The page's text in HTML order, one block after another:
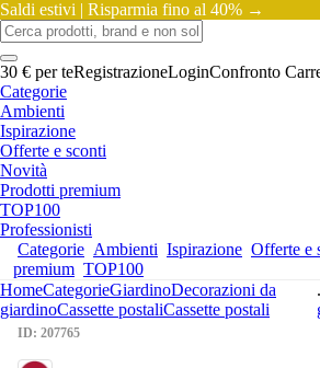
Saldi estivi | Risparmia fino al 40% →
30 € per teRegistrazioneLoginConfronto
Categorie
Ambienti
Ispirazione
Offerte e sconti
Novità
Prodotti premium
TOP100
Professionisti
Categorie Ambienti Ispirazione Offerte e
premium TOP100
HomeCategorieGiardinoDecorazioni da
giardinoCassette postaliCassette postali
ID: 207765